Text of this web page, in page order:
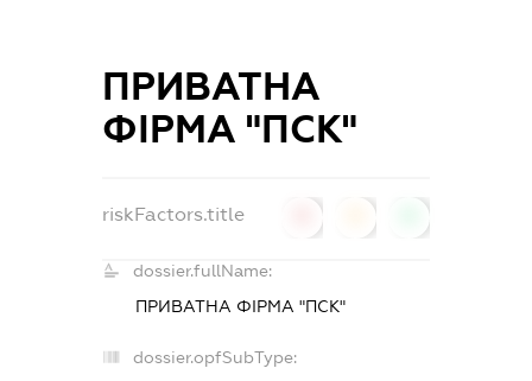
ПРИВАТНА
ФІРМА "ПСК"
riskFactors.title
dossier.fullName:
ПРИВАТНА ФІРМА "ПСК"
dossier.opfSubType: